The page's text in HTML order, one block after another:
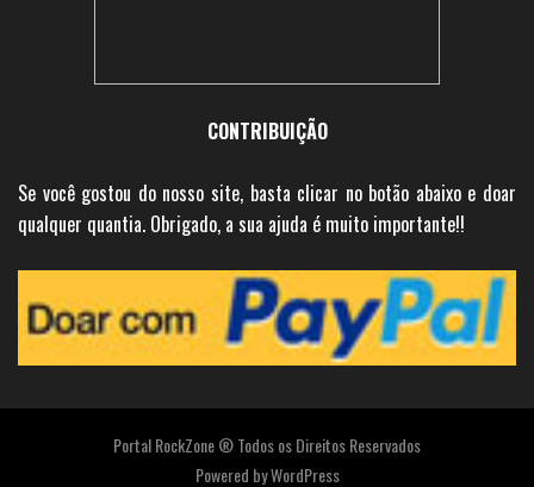
CONTRIBUIÇÃO
Se você gostou do nosso site, basta clicar no botão abaixo e doar
qualquer quantia. Obrigado, a sua ajuda é muito importante!!
Portal RockZone ® Todos os Direitos Reservados
Powered byWordPress